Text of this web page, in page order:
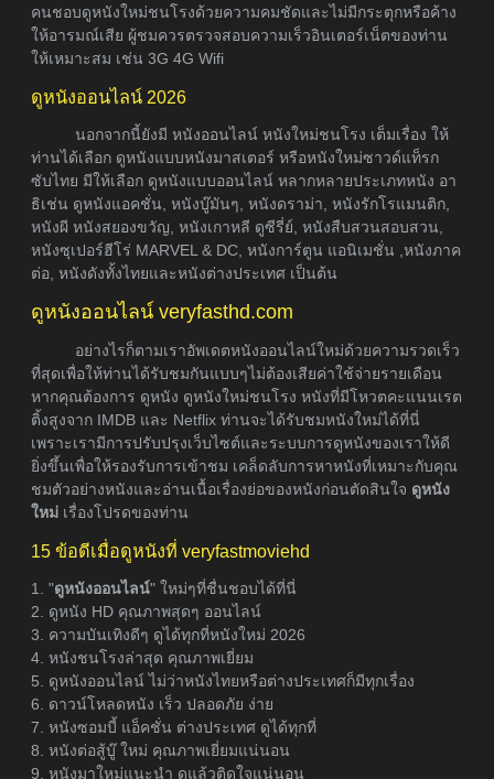
คนชอบดูหนังใหม่ชนโรงด้วยความคมชัดและไม่มีกระตุกหรือค้าง
ให้อารมณ์เสีย ผู้ชมควรตรวจสอบความเร็วอินเตอร์เน็ตของท่าน
ให้เหมาะสม เช่น 3G 4G Wifi
ดูหนังออนไลน์ 2026
นอกจากนี้ยังมี หนังออนไลน์ หนังใหม่ชนโรง เต็มเรื่อง ให้
ท่านได้เลือก ดูหนังแบบหนังมาสเตอร์ หรือหนังใหม่ซาวด์แท็รก
ซับไทย มีให้เลือก ดูหนังแบบออนไลน์ หลากหลายประเภทหนัง อา
ธิเช่น ดูหนังแอคชั่น, หนังบู๊มันๆ, หนังดราม่า, หนังรักโรแมนติก,
หนังผี หนังสยองขวัญ, หนังเกาหลี ดูซีรี่ย์, หนังสืบสวนสอบสวน,
หนังซุเปอร์ฮีโร่ MARVEL & DC, หนังการ์ตูน แอนิเมชั่น ,หนังภาค
ต่อ, หนังดังทั้งไทยและหนังต่างประเทศ เป็นต้น
ดูหนังออนไลน์ veryfasthd.com
อย่างไรก็ตามเราอัพเดตหนังออนไลน์ใหม่ด้วยความรวดเร็ว
ที่สุดเพื่อให้ท่านได้รับชมกันแบบๆไม่ต้องเสียค่าใช้จ่ายรายเดือน
หากคุณต้องการ ดูหนัง ดูหนังใหม่ชนโรง หนังที่มีโหวตคะแนนเรต
ติ้งสูงจาก IMDB และ Netflix ท่านจะได้รับชมหนังใหม่ได้ที่นี่
เพราะเรามีการปรับปรุงเว็บไซต์และระบบการดูหนังของเราให้ดี
ยิ่งขึ้นเพื่อให้รองรับการเข้าชม เคล็ดลับการหาหนังที่เหมาะกับคุณ
ชมตัวอย่างหนังและอ่านเนื้อเรื่องย่อของหนังก่อนตัดสินใจ ดูหนัง
ใหม่ เรื่องโปรดของท่าน
15 ข้อดีเมื่อดูหนังที่ veryfastmoviehd
1. "ดูหนังออนไลน์" ใหม่ๆที่ชื่นชอบได้ที่นี่
2. ดูหนัง HD คุณภาพสุดๆ ออนไลน์
3. ความบันเทิงดีๆ ดูได้ทุกที่หนังใหม่ 2026
4. หนังชนโรงล่าสุด คุณภาพเยี่ยม
5. ดูหนังออนไลน์ ไม่ว่าหนังไทยหรือต่างประเทศก็มีทุกเรื่อง
6. ดาวน์โหลดหนัง เร็ว ปลอดภัย ง่าย
7. หนังซอมบี้ แอ็คชั่น ต่างประเทศ ดูได้ทุกที่
8. หนังต่อสู้บู๊ ใหม่ คุณภาพเยี่ยมแน่นอน
9. หนังมาใหม่แนะนำ ดูแล้วติดใจแน่นอน